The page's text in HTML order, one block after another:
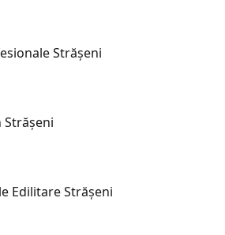
Strășeni
Strășeni
Edilitare Strășeni